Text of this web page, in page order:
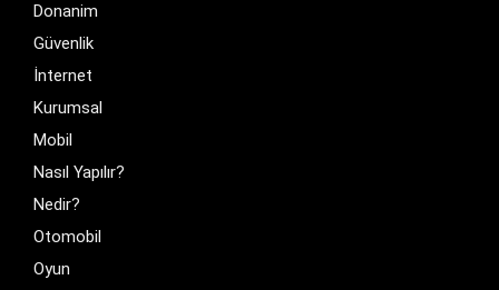
Donanim
Güvenlik
İnternet
Kurumsal
Mobil
Nasıl Yapılır?
Nedir?
Otomobil
Oyun